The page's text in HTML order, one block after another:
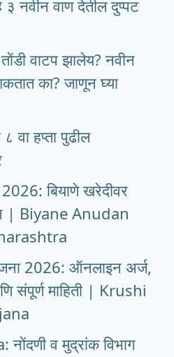
३ नवीन वाण देतील दुप्पट
तोंडी वाटप झालेय? नवीन
का? जाणून घ्या
वा हप्ता पुढील
बियाणे खरेदीवर
| Biyane Anudan
2026: ऑनलाइन अर्ज,
संपूर्ण माहिती | Krushi
व मुद्रांक विभाग